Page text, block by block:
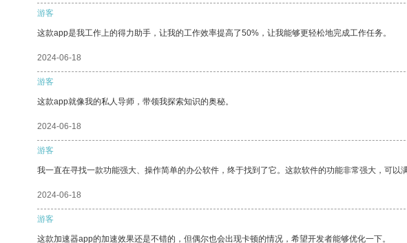
游客
这款app是我工作上的得力助手，让我的工作效率提高了50%，让我能够更轻松地完成工作任务。
2024-06-18
游客
这款app就像我的私人导师，带领我探索知识的奥秘。
2024-06-18
游客
我一直在寻找一款功能强大、操作简单的办公软件，终于找到了它。这款软件的功能非常强大，可以
2024-06-18
游客
这款加速器app的加速效果还是不错的，但偶尔也会出现卡顿的情况，希望开发者能够优化一下。